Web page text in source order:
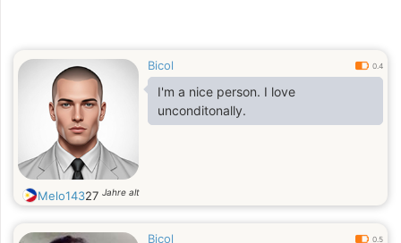
Bicol 0.4
I'm a nice person. I love
unconditonally.
Melo14327 Jahre alt
Bicol 0.5